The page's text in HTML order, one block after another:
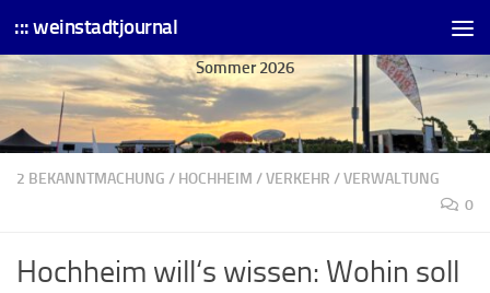
Skip to content
::: weinstadtjournal
Sommer 2026
2 BEKANNTMACHUNG / HOCHHEIM /VERKEHR /VERWALTUNG
0
Hochheim will‘s wissen: Wohin soll